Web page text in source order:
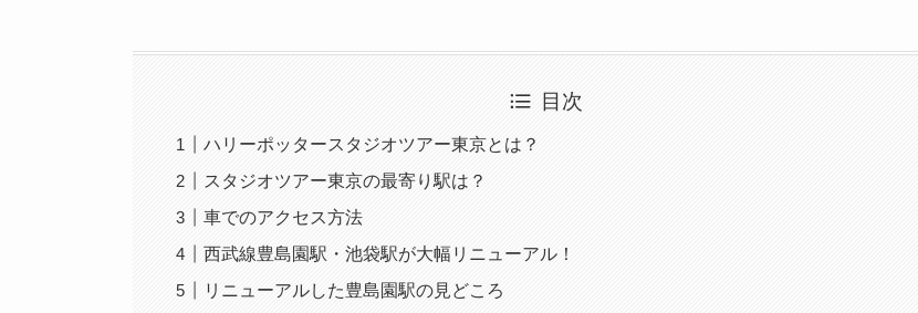
目次
ハリーポッタースタジオツアー東京とは？
スタジオツアー東京の最寄り駅は？
車でのアクセス方法
西武線豊島園駅・池袋駅が大幅リニューアル！
リニューアルした豊島園駅の見どころ